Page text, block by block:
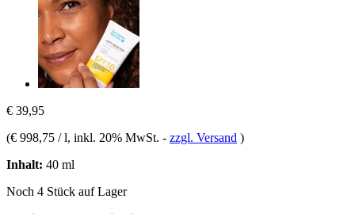
€ 39,95
(€ 998,75 / l, inkl. 20% MwSt. - zzgl. Versand )
Inhalt: 40 ml
Noch 4 Stück auf Lager